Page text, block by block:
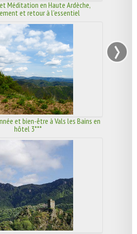
Méditation en Haute Ardèche,
et retour à l'essentiel
et bien-être à Vals les Bains en
hôtel 3***
›